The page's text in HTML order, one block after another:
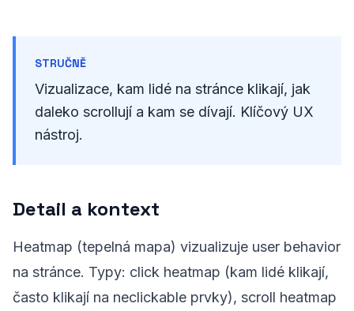
STRUČNĚ
Vizualizace, kam lidé na stránce klikají, jak
daleko scrollují a kam se dívají. Klíčový UX
nástroj.
Detail a kontext
Heatmap (tepelná mapa) vizualizuje user behavior
na stránce. Typy: click heatmap (kam lidé klikají,
často klikají na neclickable prvky), scroll heatmap